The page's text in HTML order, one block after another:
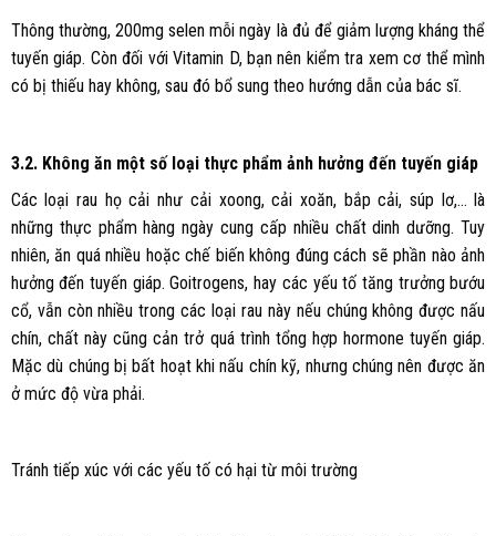
Thông thường, 200mg selen mỗi ngày là đủ để giảm lượng kháng thể
tuyến giáp. Còn đối với Vitamin D, bạn nên kiểm tra xem cơ thể mình
có bị thiếu hay không, sau đó bổ sung theo hướng dẫn của bác sĩ.
3.2. Không ăn một số loại thực phẩm ảnh hưởng đến tuyến giáp
Các loại rau họ cải như cải xoong, cải xoăn, bắp cải, súp lơ,… là
những thực phẩm hàng ngày cung cấp nhiều chất dinh dưỡng. Tuy
nhiên, ăn quá nhiều hoặc chế biến không đúng cách sẽ phần nào ảnh
hưởng đến tuyến giáp. Goitrogens, hay các yếu tố tăng trưởng bướu
cổ, vẫn còn nhiều trong các loại rau này nếu chúng không được nấu
chín, chất này cũng cản trở quá trình tổng hợp hormone tuyến giáp.
Mặc dù chúng bị bất hoạt khi nấu chín kỹ, nhưng chúng nên được ăn
ở mức độ vừa phải.
Tránh tiếp xúc với các yếu tố có hại từ môi trường